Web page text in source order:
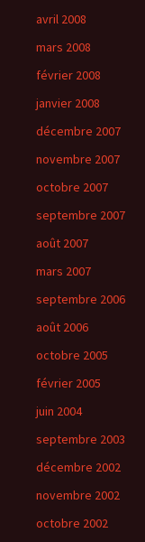
avril 2008
mars 2008
février 2008
janvier 2008
décembre 2007
novembre 2007
octobre 2007
septembre 2007
août 2007
mars 2007
septembre 2006
août 2006
octobre 2005
février 2005
juin 2004
septembre 2003
décembre 2002
novembre 2002
octobre 2002